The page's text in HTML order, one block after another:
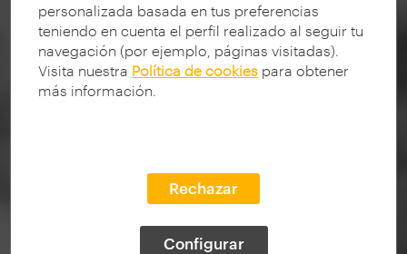
personalizada basada en tus preferencias
teniendo en cuenta el perfil realizado al seguir tu
navegación (por ejemplo, páginas visitadas).
Visita nuestra Política de cookies para obtener
más información.
Rechazar
Configurar